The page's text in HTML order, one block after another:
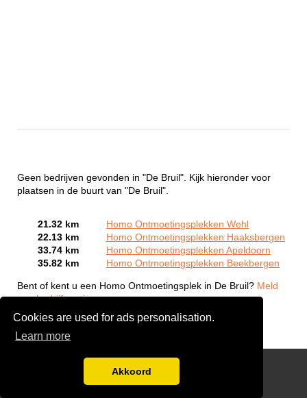
Cookies are used for ads personalisation.
Learn more
Akkoord
Geen bedrijven gevonden in "De Bruil". Kijk hieronder voor
plaatsen in de buurt van "De Bruil".
21.32 km
Homo Ontmoetingsplekken Wehl
22.13 km
Homo Ontmoetingsplekken Haaksbergen
33.74 km
Homo Ontmoetingsplekken Apeldoorn
35.82 km
Homo Ontmoetingsplekken Beekbergen
Bent of kent u een Homo Ontmoetingsplek in De Bruil? Meld
een bedrijf gratis aan